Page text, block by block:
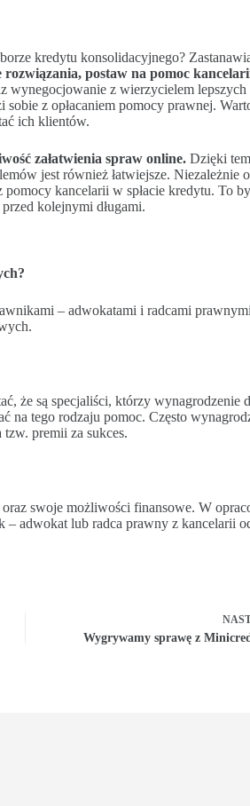
kredytu konsolidacyjnego?
rozwiązania, postaw na pomoc
wynegocjowanie z wierzycielem
sobie z opłacaniem pomocy prawnej.
ich klientów.
załatwienia spraw online. Dzięki
jest również łatwiejsze. Niezależnie
kancelarii w spłacie kredytu. To
kolejnymi długami.
– adwokatami i radcami
że są specjaliści, którzy wynagrodzenie
na tego rodzaju pomoc. Często
premii za sukces.
swoje możliwości finansowe. W
adwokat lub radca prawny z kancelarii
Wygrywamy sprawę z